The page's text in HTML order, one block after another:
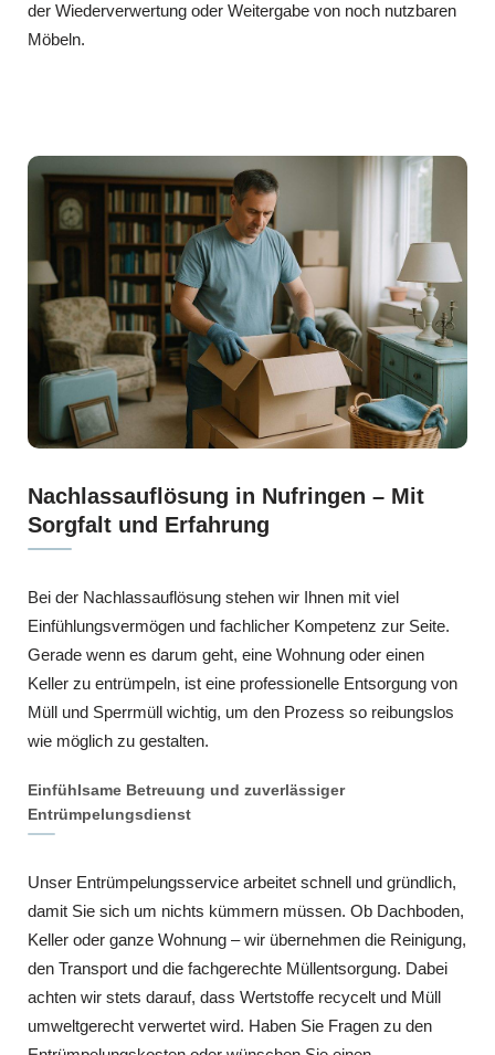
der Wiederverwertung oder Weitergabe von noch nutzbaren
Möbeln.
Nachlassauflösung in Nufringen – Mit
Sorgfalt und Erfahrung
Bei der Nachlassauflösung stehen wir Ihnen mit viel
Einfühlungsvermögen und fachlicher Kompetenz zur Seite.
Gerade wenn es darum geht, eine Wohnung oder einen
Keller zu entrümpeln, ist eine professionelle Entsorgung von
Müll und Sperrmüll wichtig, um den Prozess so reibungslos
wie möglich zu gestalten.
Einfühlsame Betreuung und zuverlässiger
Entrümpelungsdienst
Unser Entrümpelungsservice arbeitet schnell und gründlich,
damit Sie sich um nichts kümmern müssen. Ob Dachboden,
Keller oder ganze Wohnung – wir übernehmen die Reinigung,
den Transport und die fachgerechte Müllentsorgung. Dabei
achten wir stets darauf, dass Wertstoffe recycelt und Müll
umweltgerecht verwertet wird. Haben Sie Fragen zu den